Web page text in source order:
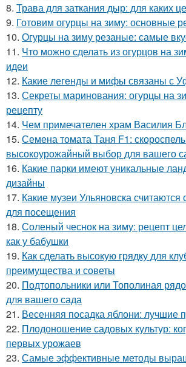
8. Трава для заткания дыр: для каких
9. Готовим огурцы на зиму: основные
10. Огурцы на зиму резаные: самые
11. Что можно сделать из огурцов на
идеи
12. Какие легенды и мифы связаны с
13. Секреты маринования: огурцы на
рецепту
14. Чем примечателен храм Василия
15. Семена томата Таня F1:
высокоурожайный выбор для вашего
16. Какие парки имеют уникальные
дизайны
17. Какие музеи Ульяновска считаются
для посещения
18. Соленый чеснок на зиму: рецепт
как у бабушки
19. Как сделать высокую грядку для
преимущества и советы
20. Подтопольники или Тополиная
для вашего сада
21. Весенняя посадка яблони: лучшие
22. Плодоношение садовых культур:
первых урожаев
23. Самые эффективные методы